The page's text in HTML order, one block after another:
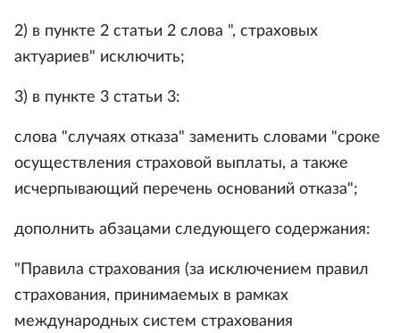
2) в пункте 2 статьи 2 слова ", страховых
актуариев" исключить;
3) в пункте 3 статьи 3:
слова "случаях отказа" заменить словами "сроке
осуществления страховой выплаты, а также
исчерпывающий перечень оснований отказа";
дополнить абзацами следующего содержания:
"Правила страхования (за исключением правил
страхования, принимаемых в рамках
международных систем страхования